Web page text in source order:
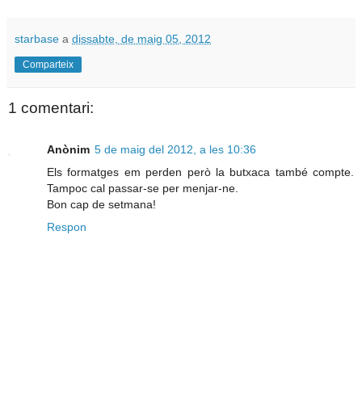
starbase a dissabte, de maig 05, 2012
Comparteix
1 comentari:
Anònim 5 de maig del 2012, a les 10:36
Els formatges em perden però la butxaca també compte.
Tampoc cal passar-se per menjar-ne.
Bon cap de setmana!
Respon